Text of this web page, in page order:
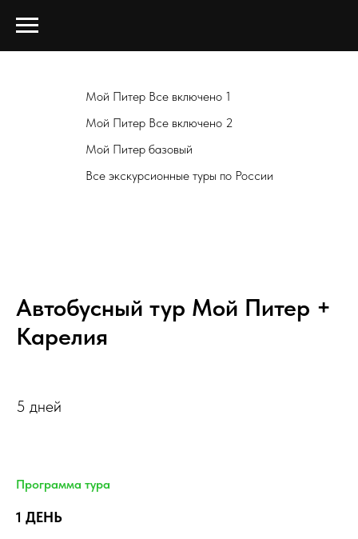
Мой Питер Все включено 1
Мой Питер Все включено 2
Мой Питер базовый
Все экскурсионные туры по России
Автобусный тур Мой Питер +
Карелия
5 дней
Программа тура
1 ДЕНЬ